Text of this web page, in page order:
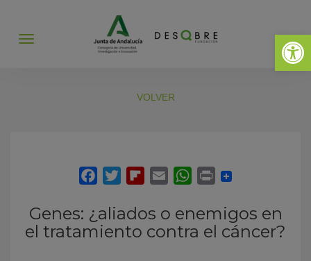
Abrir
Abrir
VOLVER
Genes: ¿aliados o enemigos en
el tratamiento contra el cáncer?